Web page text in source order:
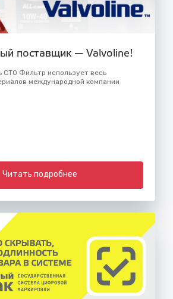
поставщик — Valvoline!
СТО Фильтр использует весь
международной компании
Читать подробнее